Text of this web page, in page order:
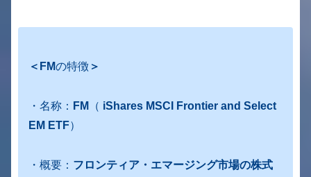
＜FMの特徴 ＞
・名称： FM （ iShares MSCI Frontier and Select
EM ETF）
・概要： フロンティア・エマージング市場の株式